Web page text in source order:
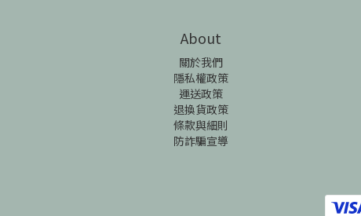
About
關於我們
隱私權政策
運送政策
退換貨政策
條款與細則
防詐騙宣導